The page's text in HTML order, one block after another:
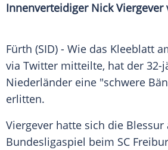
Innenverteidiger Nick Viergever
Fürth (SID) - Wie das Kleeblatt
via Twitter mitteilte, hat der 32-
Niederländer eine "schwere
erlitten.
Viergever hatte sich die Blessur
Bundesligaspiel beim SC